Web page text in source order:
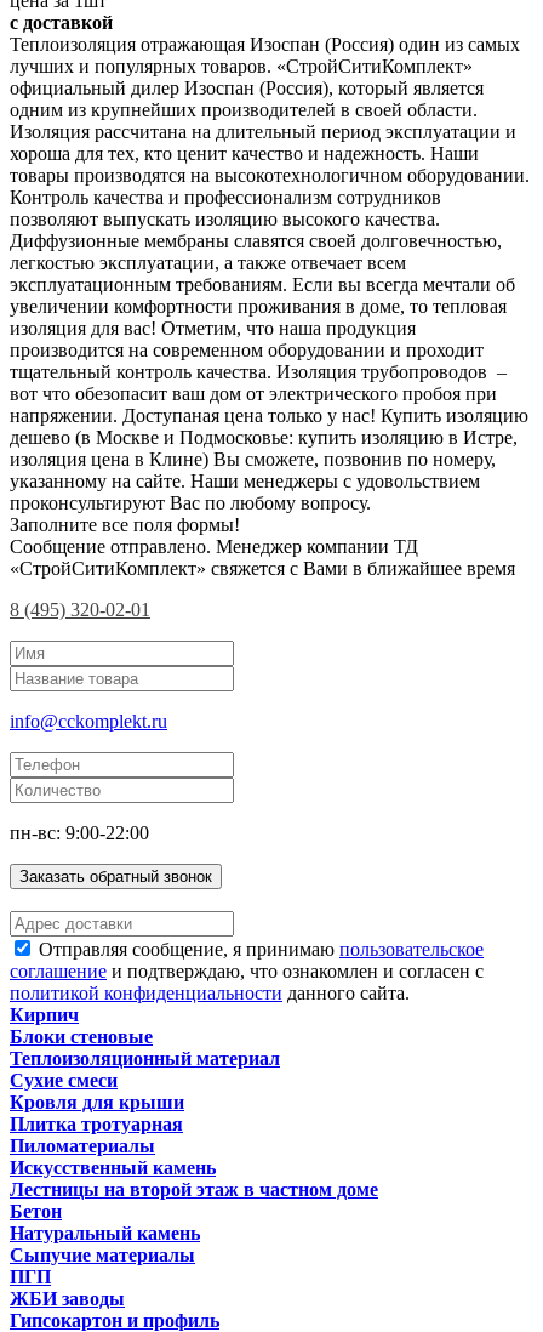
с доставкой
Теплоизоляция отражающая Изоспан (Россия) один из самых
лучших и популярных товаров. «СтройСитиКомплект»
официальный дилер Изоспан (Россия), который является
одним из крупнейших производителей в своей области.
Изоляция рассчитана на длительный период эксплуатации и
хороша для тех, кто ценит качество и надежность. Наши
товары производятся на высокотехнологичном оборудовании.
Контроль качества и профессионализм сотрудников
позволяют выпускать изоляцию высокого качества.
Диффузионные мембраны славятся своей долговечностью,
легкостью эксплуатации, а также отвечает всем
эксплуатационным требованиям. Если вы всегда мечтали об
увеличении комфортности проживания в доме, то тепловая
изоляция для вас! Отметим, что наша продукция
производится на современном оборудовании и проходит
тщательный контроль качества. Изоляция трубопроводов –
вот что обезопасит ваш дом от электрического пробоя при
напряжении. Доступаная цена только у нас! Купить изоляцию
дешево (в Москве и Подмосковье: купить изоляцию в Истре,
изоляция цена в Клине) Вы сможете, позвонив по номеру,
указанному на сайте. Наши менеджеры с удовольствием
проконсультируют Вас по любому вопросу.
Заполните все поля формы!
Сообщение отправлено. Менеджер компании ТД
«СтройСитиКомплект» свяжется с Вами в ближайшее время
8 (495) 320-02-01
info@cckomplekt.ru
пн-вс: 9:00-22:00
Заказать обратный звонок
Отправляя сообщение, я принимаю пользовательское
соглашение и подтверждаю, что ознакомлен и согласен с
политикой конфиденциальности данного сайта.
Кирпич
Блоки стеновые
Теплоизоляционный материал
Сухие смеси
Кровля для крыши
Плитка тротуарная
Пиломатериалы
Искусственный камень
Лестницы на второй этаж в частном доме
Бетон
Натуральный камень
Сыпучие материалы
ПГП
ЖБИ заводы
Гипсокартон и профиль